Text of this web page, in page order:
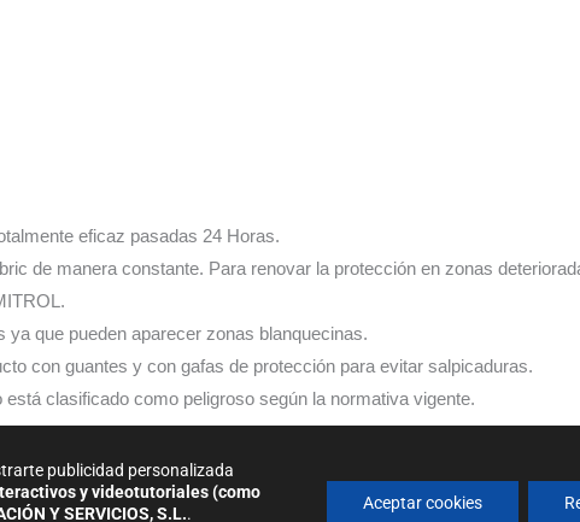
eficaz pasadas 24 Horas.
de manera constante. Para renovar la protección en zonas
que pueden aparecer zonas blanquecinas.
con guantes y con gafas de protección para evitar salpicaduras.
clasificado como peligroso según la normativa vigente.
publicidad personalizada
y videotutoriales (como
Y SERVICIOS, S.L..
Aceptar cookies